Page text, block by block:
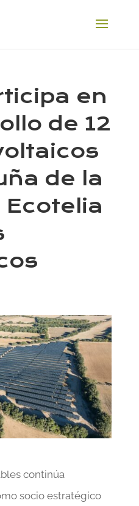
en
de 12
de la
continúa
socio estratégico